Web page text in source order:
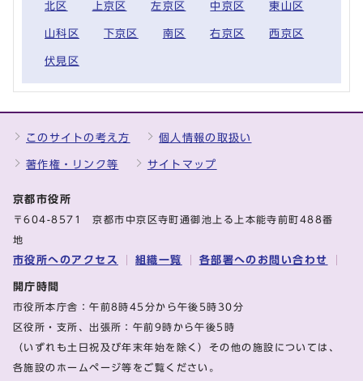
北区 上京区 左京区 中京区 東山区
山科区 下京区 南区 右京区 西京区
伏見区
このサイトの考え方 個人情報の取扱い
著作権・リンク等 サイトマップ
京都市役所
〒604-8571 京都市中京区寺町通御池上る上本能寺前町488番
地
市役所へのアクセス 組織一覧 各部署へのお問い合わせ
開庁時間
市役所本庁舎：午前8時45分から午後5時30分
区役所・支所、出張所：午前9時から午後5時
（いずれも土日祝及び年末年始を除く）その他の施設については、
各施設のホームページ等をご覧ください。